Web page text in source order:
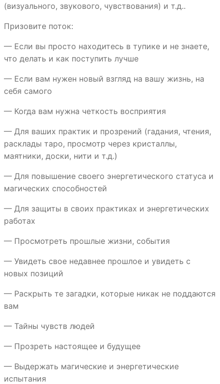
(визуального, звукового, чувствования) и т.д..
Призовите поток:
— Если вы просто находитесь в тупике и не знаете,
что делать и как поступить лучше
— Если вам нужен новый взгляд на вашу жизнь, на
себя самого
— Когда вам нужна четкость восприятия
— Для ваших практик и прозрений (гадания, чтения,
расклады таро, просмотр через кристаллы,
маятники, доски, нити и т.д.)
— Для повышение своего энергетического статуса и
магических способностей
— Для защиты в своих практиках и энергетических
работах
— Просмотреть прошлые жизни, события
— Увидеть свое недавнее прошлое и увидеть с
новых позиций
— Раскрыть те загадки, которые никак не поддаются
вам
— Тайны чувств людей
— Прозреть настоящее и будущее
— Выдержать магические и энергетические
испытания